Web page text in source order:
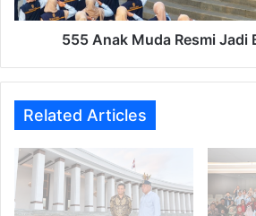
555 Anak Muda Resmi Jadi
Related Articles